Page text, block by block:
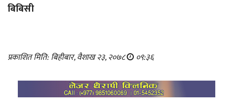
बिबिसी
प्रकाशित मिति: बिहीबार, वैशाख २३, २०७८ ०९:३६